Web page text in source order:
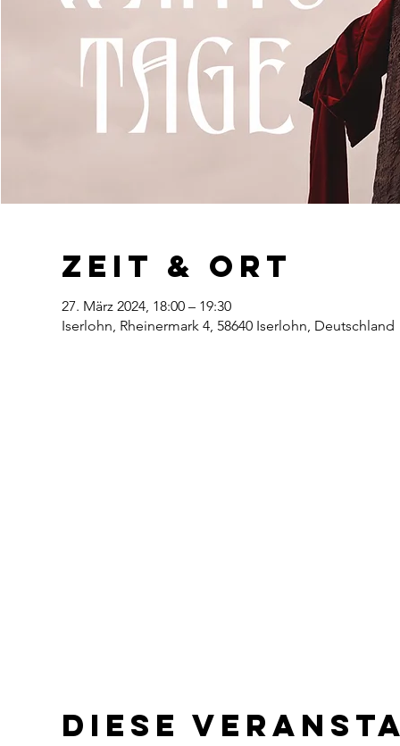
Zeit & Ort
27. März 2024, 18:00 – 19:30
Iserlohn, Rheinermark 4, 58640 Iserlohn, Deutschland
Diese